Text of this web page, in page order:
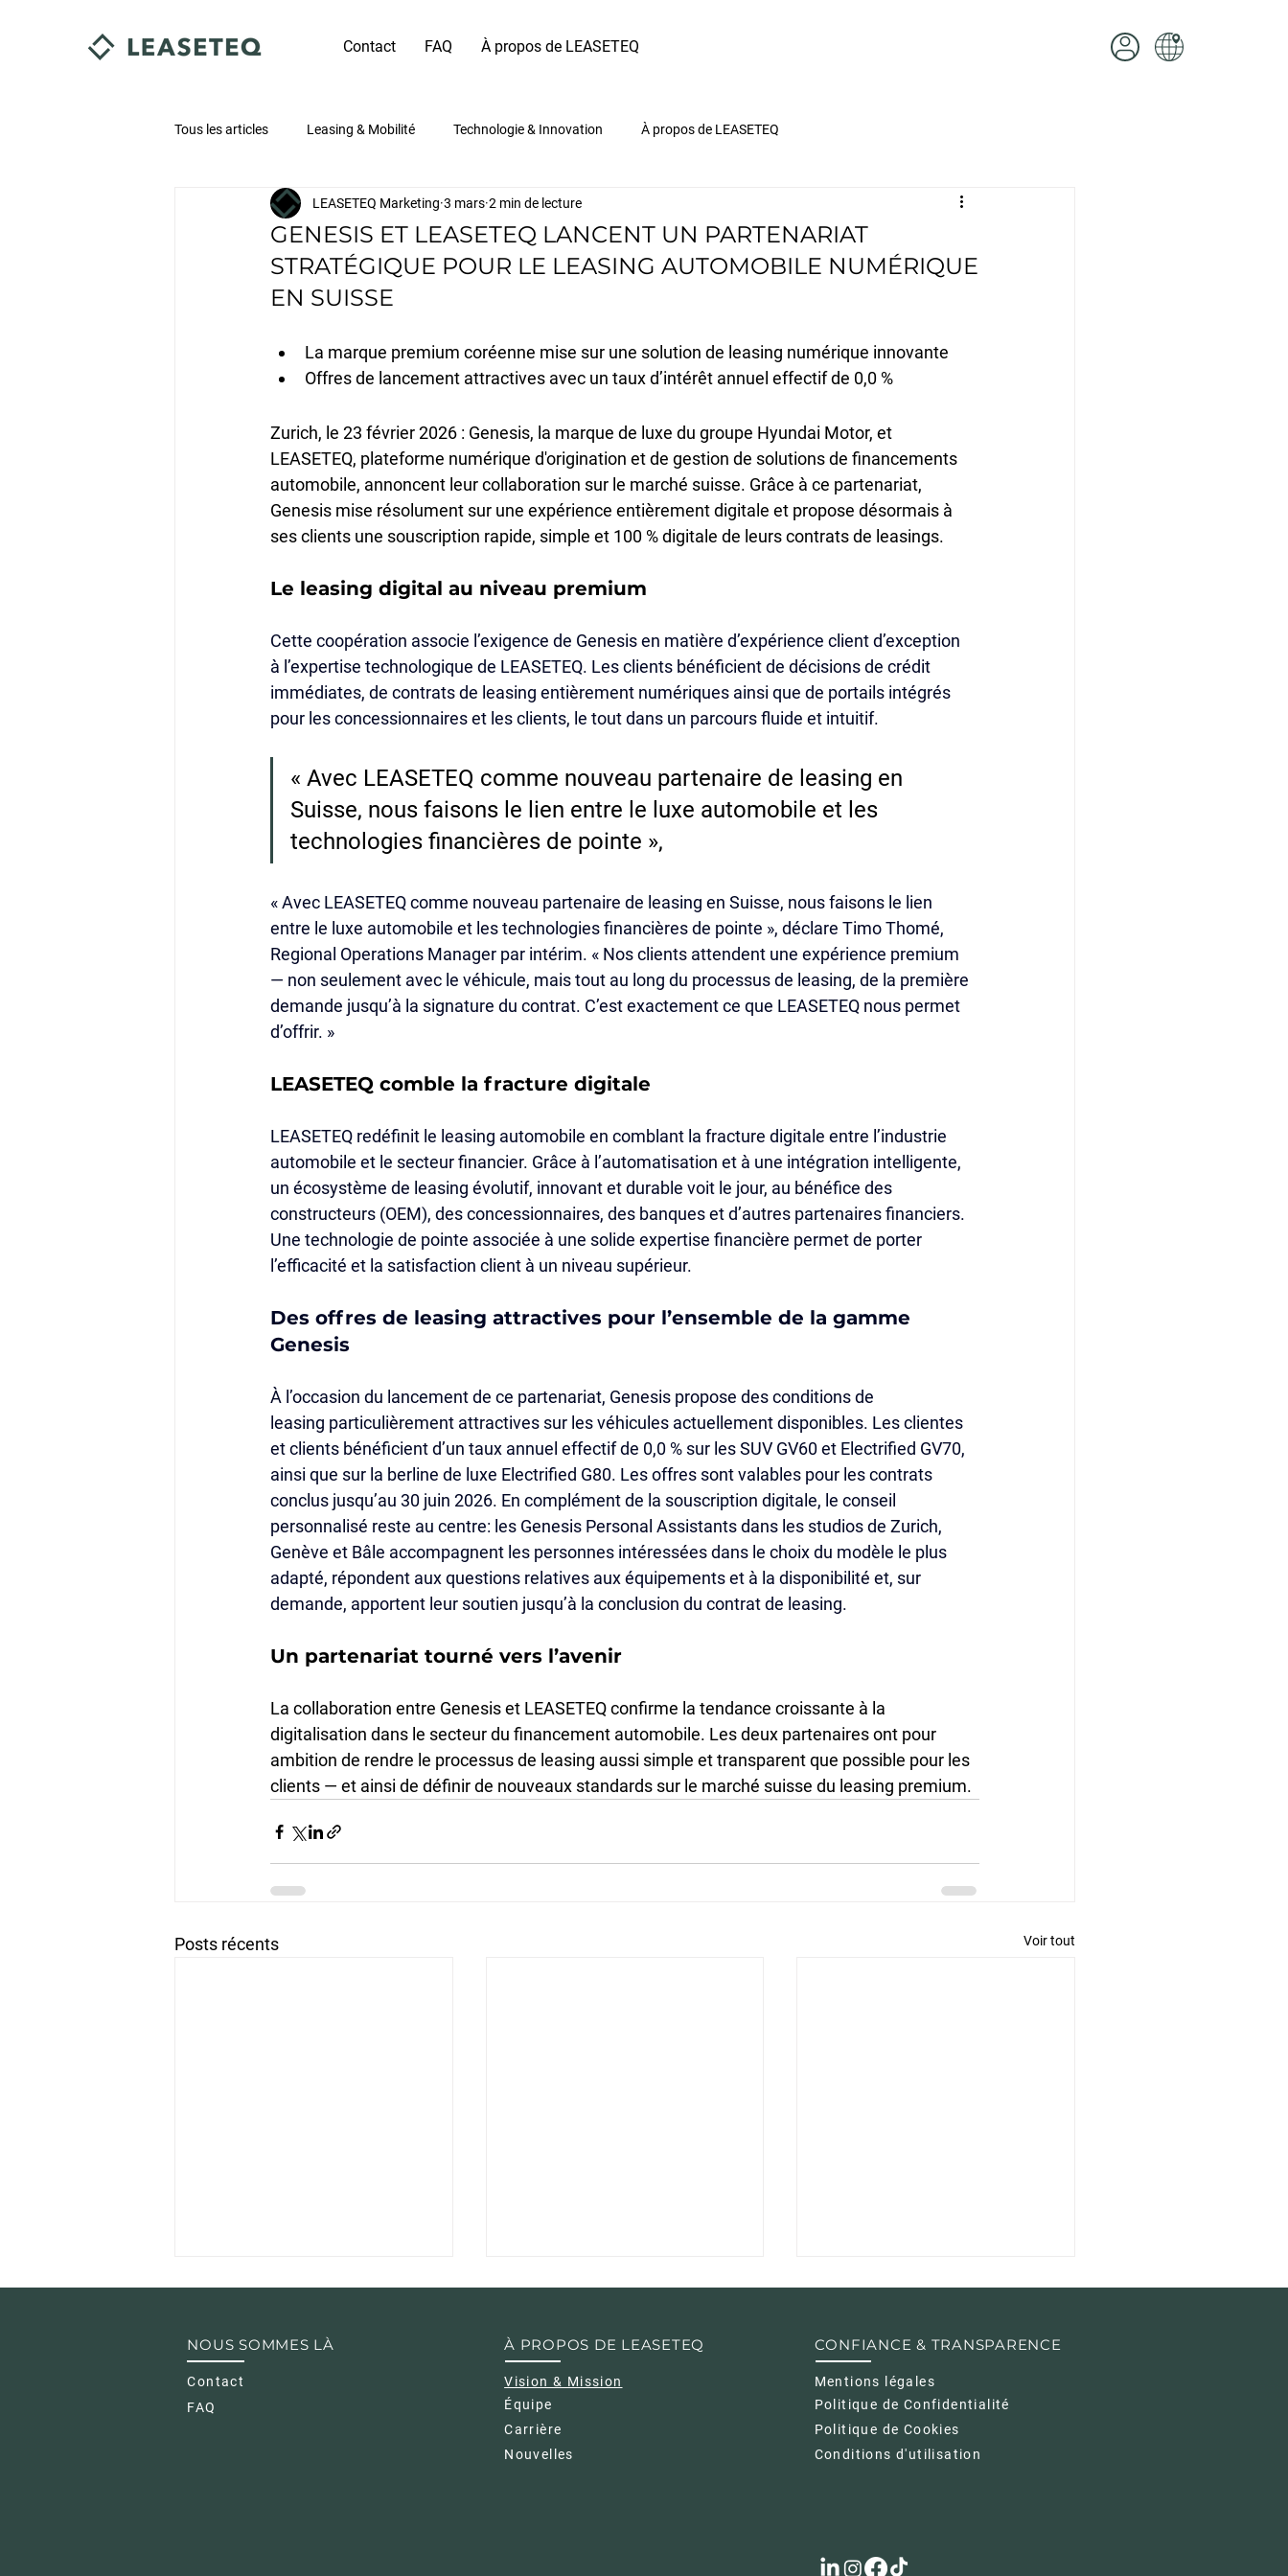
Contact FAQ À propos de LEASETEQ
Tous les articles Leasing & Mobilité Technologie & Innovation À propos de LEASETEQ
GENESIS ET LEASETEQ LANCENT UN PARTENARIAT
STRATÉGIQUE POUR LE LEASING AUTOMOBILE NUMÉRIQUE
EN SUISSE
LEASETEQ Marketing 3 mars 2 min de lecture
La marque premium coréenne mise sur une solution de leasing numérique innovante
Offres de lancement attractives avec un taux d’intérêt annuel effectif de 0,0 %
Zurich, le 23 février 2026 : Genesis, la marque de luxe du groupe Hyundai Motor, et
LEASETEQ, plateforme numérique d'origination et de gestion de solutions de financements
automobile, annoncent leur collaboration sur le marché suisse. Grâce à ce partenariat,
Genesis mise résolument sur une expérience entièrement digitale et propose désormais à
ses clients une souscription rapide, simple et 100 % digitale de leurs contrats de leasings.
Le leasing digital au niveau premium
Cette coopération associe l’exigence de Genesis en matière d’expérience client d’exception
à l’expertise technologique de LEASETEQ. Les clients bénéficient de décisions de crédit
immédiates, de contrats de leasing entièrement numériques ainsi que de portails intégrés
pour les concessionnaires et les clients, le tout dans un parcours fluide et intuitif.
« Avec LEASETEQ comme nouveau partenaire de leasing en
Suisse, nous faisons le lien entre le luxe automobile et les
technologies financières de pointe »,
« Avec LEASETEQ comme nouveau partenaire de leasing en Suisse, nous faisons le lien
entre le luxe automobile et les technologies financières de pointe », déclare Timo Thomé,
Regional Operations Manager par intérim. « Nos clients attendent une expérience premium
— non seulement avec le véhicule, mais tout au long du processus de leasing, de la première
demande jusqu’à la signature du contrat. C’est exactement ce que LEASETEQ nous permet
d’offrir. »
LEASETEQ comble la fracture digitale
LEASETEQ redéfinit le leasing automobile en comblant la fracture digitale entre l’industrie
automobile et le secteur financier. Grâce à l’automatisation et à une intégration intelligente,
un écosystème de leasing évolutif, innovant et durable voit le jour, au bénéfice des
constructeurs (OEM), des concessionnaires, des banques et d’autres partenaires financiers.
Une technologie de pointe associée à une solide expertise financière permet de porter
l’efficacité et la satisfaction client à un niveau supérieur.
Des offres de leasing attractives pour l’ensemble de la gamme
Genesis
À l’occasion du lancement de ce partenariat, Genesis propose des conditions de
leasing particulièrement attractives sur les véhicules actuellement disponibles. Les clientes
et clients bénéficient d’un taux annuel effectif de 0,0 % sur les SUV GV60 et Electrified GV70,
ainsi que sur la berline de luxe Electrified G80. Les offres sont valables pour les contrats
conclus jusqu’au 30 juin 2026. En complément de la souscription digitale, le conseil
personnalisé reste au centre: les Genesis Personal Assistants dans les studios de Zurich,
Genève et Bâle accompagnent les personnes intéressées dans le choix du modèle le plus
adapté, répondent aux questions relatives aux équipements et à la disponibilité et, sur
demande, apportent leur soutien jusqu’à la conclusion du contrat de leasing.
Un partenariat tourné vers l’avenir
La collaboration entre Genesis et LEASETEQ confirme la tendance croissante à la
digitalisation dans le secteur du financement automobile. Les deux partenaires ont pour
ambition de rendre le processus de leasing aussi simple et transparent que possible pour les
clients — et ainsi de définir de nouveaux standards sur le marché suisse du leasing premium.
Posts récents Voir tout
BIENVENUE À JULIEN
LEASETEQ CONCLUT UN
NOUS SOMMES LÀ
Contact
FAQ
À PROPOS DE LEASETEQ
Vision & Mission
Équipe
Carrière
Nouvelles
CONFIANCE & TRANSPARENCE
Mentions légales
Politique de Confidentialité
Politique de Cookies
Conditions d'utilisation